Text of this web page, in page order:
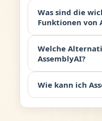
Was sind die
Funktionen von
Welche
AssemblyAI?
Wie kann ich